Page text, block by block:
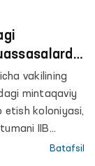
vakilining
mintaqaviy
etish koloniyasi,
IIB
tumandagi
Batafsil